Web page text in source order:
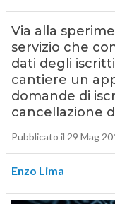
Via alla
servizio che
dati degli
cantiere un
domande di
cancellazione
Pubblicato il 29 Mag
Enzo Lima